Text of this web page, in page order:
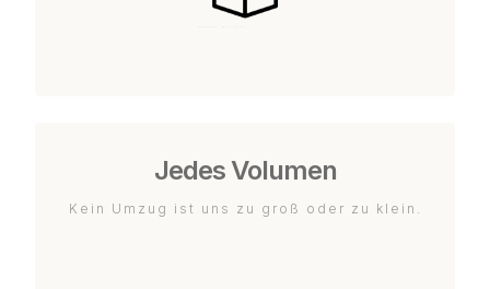
Jedes Volumen
Kein Umzug ist uns zu groß oder zu klein.